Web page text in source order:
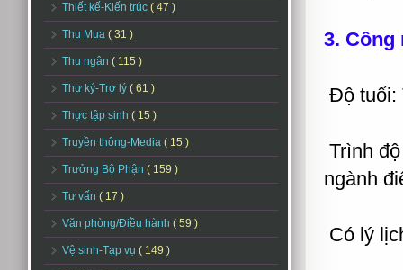
Thiết kế-Kiến trúc ( 47 )
Thu Mua ( 31 )
Thu ngân ( 115 )
Thư ký-Trợ lý ( 61 )
Thực tập sinh ( 15 )
Truyền thông-Media ( 15 )
Trưởng Bộ Phận ( 159 )
Tư vấn ( 17 )
Văn phòng/Điều hành ( 59 )
Vệ sinh-Tạp vụ ( 149 )
3. Công
Độ tuổi:
Trình
ngành
Có lý